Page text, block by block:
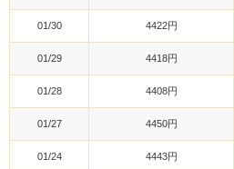
01/30 4422円
01/29 4418円
01/28 4408円
01/27 4450円
01/24 4443円